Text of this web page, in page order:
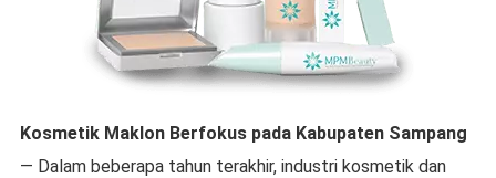
Kosmetik Maklon Berfokus pada Kabupaten Sampang
— Dalam beberapa tahun terakhir, industri kosmetik dan